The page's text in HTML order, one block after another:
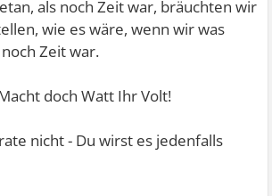
als noch Zeit war, bräuchten wir
wie es wäre, wenn wir was
Zeit war.
doch Watt Ihr Volt!
nicht - Du wirst es jedenfalls